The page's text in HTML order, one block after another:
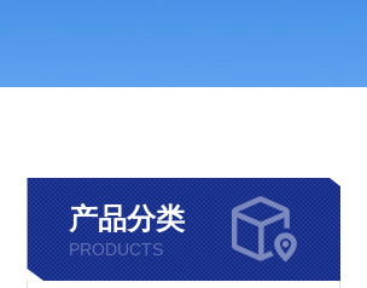
产品分类
PRODUCTS